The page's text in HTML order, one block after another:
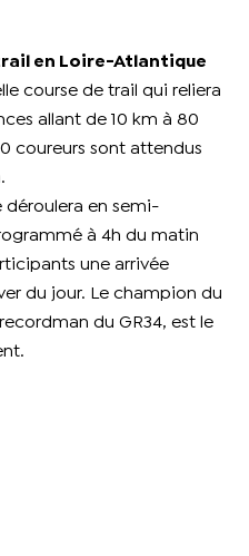
en Loire-Atlantique
course de trail qui reliera
allant de 10 km à 80
coureurs sont attendus
déroulera en semi-
à 4h du matin
une arrivée
du jour. Le champion du
du GR34, est le